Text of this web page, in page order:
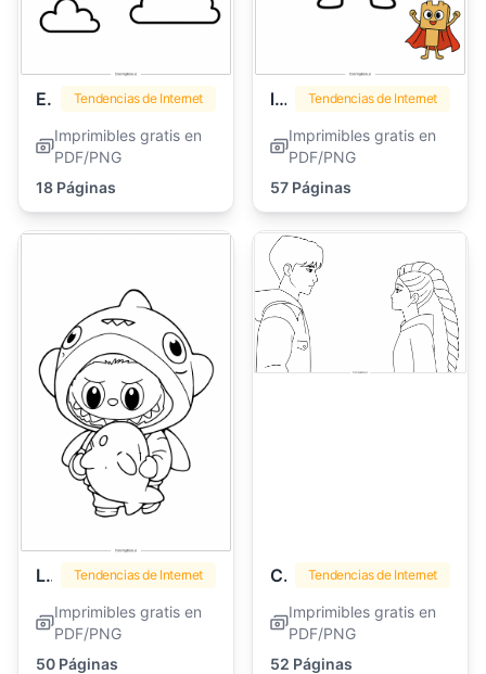
Emoji Tendencias de Internet
Imprimibles gratis en
PDF/PNG
18 Páginas
lankybox Tendencias de Internet
Imprimibles gratis en
PDF/PNG
57 Páginas
Labubu Tendencias de Internet
Imprimibles gratis en
PDF/PNG
50 Páginas
Cazadores de Demonios Kpop Tendencias de Internet
Imprimibles gratis en
PDF/PNG
52 Páginas